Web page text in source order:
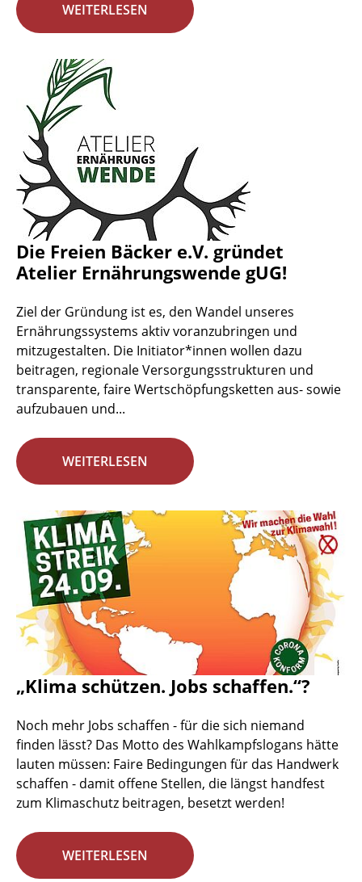
WEITERLESEN
Die Freien Bäcker e.V. gründet
Atelier Ernährungswende gUG!
Ziel der Gründung ist es, den Wandel unseres
Ernährungssystems aktiv voranzubringen und
mitzugestalten. Die Initiator*innen wollen dazu
beitragen, regionale Versorgungsstrukturen und
transparente, faire Wertschöpfungsketten aus- sowie
aufzubauen und...
WEITERLESEN
„Klima schützen. Jobs schaffen.“?
Noch mehr Jobs schaffen - für die sich niemand
finden lässt? Das Motto des Wahlkampfslogans hätte
lauten müssen: Faire Bedingungen für das Handwerk
schaffen - damit offene Stellen, die längst handfest
zum Klimaschutz beitragen, besetzt werden!
WEITERLESEN